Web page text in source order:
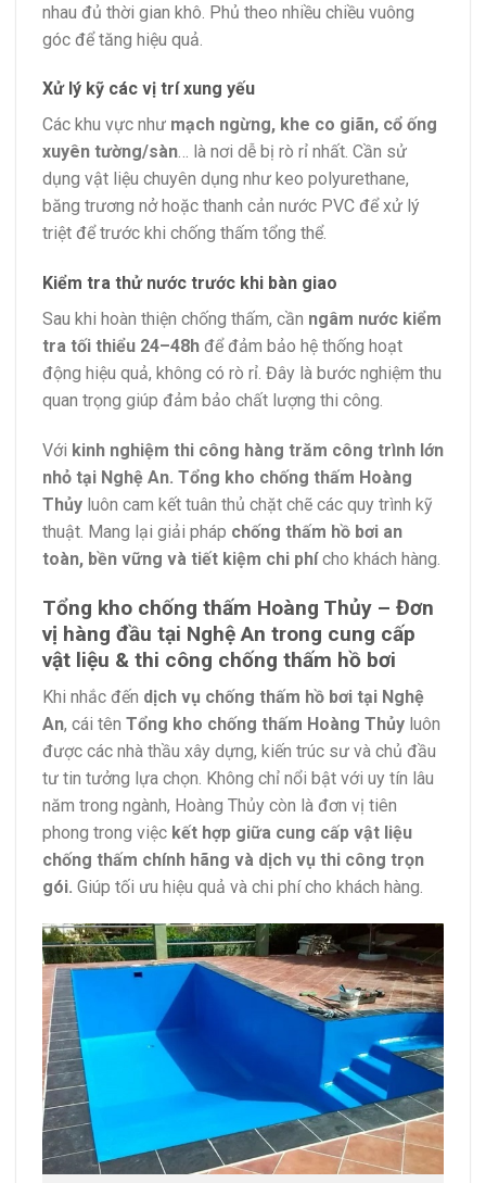
nhau đủ thời gian khô. Phủ theo nhiều chiều vuông
góc để tăng hiệu quả.
Xử lý kỹ các vị trí xung yếu
Các khu vực như mạch ngừng, khe co giãn, cổ ống
xuyên tường/sàn… là nơi dễ bị rò rỉ nhất. Cần sử
dụng vật liệu chuyên dụng như keo polyurethane,
băng trương nở hoặc thanh cản nước PVC để xử lý
triệt để trước khi chống thấm tổng thể.
Kiểm tra thử nước trước khi bàn giao
Sau khi hoàn thiện chống thấm, cần ngâm nước kiểm
tra tối thiểu 24–48h để đảm bảo hệ thống hoạt
động hiệu quả, không có rò rỉ. Đây là bước nghiệm thu
quan trọng giúp đảm bảo chất lượng thi công.
Với kinh nghiệm thi công hàng trăm công trình lớn
nhỏ tại Nghệ An. Tổng kho chống thấm Hoàng
Thủy luôn cam kết tuân thủ chặt chẽ các quy trình kỹ
thuật. Mang lại giải pháp chống thấm hồ bơi an
toàn, bền vững và tiết kiệm chi phícho khách hàng.
Tổng kho chống thấm Hoàng Thủy – Đơn
vị hàng đầu tại Nghệ An trong cung cấp
vật liệu & thi công chống thấm hồ bơi
Khi nhắc đến dịch vụ chống thấm hồ bơi tại Nghệ
An, cái tên Tổng kho chống thấm Hoàng Thủy luôn
được các nhà thầu xây dựng, kiến trúc sư và chủ đầu
tư tin tưởng lựa chọn. Không chỉ nổi bật với uy tín lâu
năm trong ngành, Hoàng Thủy còn là đơn vị tiên
phong trong việc kết hợp giữa cung cấp vật liệu
chống thấm chính hãng và dịch vụ thi công trọn
gói. Giúp tối ưu hiệu quả và chi phí cho khách hàng.